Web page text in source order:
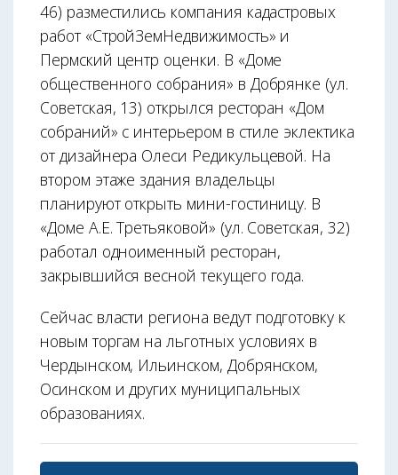
46) разместились компания кадастровых
работ «СтройЗемНедвижимость» и
Пермский центр оценки. В «Доме
общественного собрания» в Добрянке (ул.
Советская, 13) открылся ресторан «Дом
собраний» с интерьером в стиле эклектика
от дизайнера Олеси Редикульцевой. На
втором этаже здания владельцы
планируют открыть мини-гостиницу. В
«Доме А.Е. Третьяковой» (ул. Советская, 32)
работал одноименный ресторан,
закрывшийся весной текущего года.
Сейчас власти региона ведут подготовку к
новым торгам на льготных условиях в
Чердынском, Ильинском, Добрянском,
Осинском и других муниципальных
образованиях.